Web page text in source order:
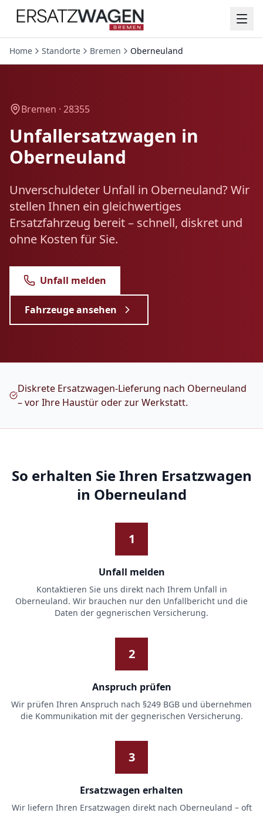
Home Standorte Bremen Oberneuland
Bremen · 28355
Unfallersatzwagen in
Oberneuland
Unverschuldeter Unfall in Oberneuland? Wir
stellen Ihnen ein gleichwertiges
Ersatzfahrzeug bereit – schnell, diskret und
ohne Kosten für Sie.
Unfall melden
Fahrzeuge ansehen
Diskrete Ersatzwagen-Lieferung nach Oberneuland
– vor Ihre Haustür oder zur Werkstatt.
So erhalten Sie Ihren Ersatzwagen
in Oberneuland
1
Unfall melden
Kontaktieren Sie uns direkt nach Ihrem Unfall in
Oberneuland. Wir brauchen nur den Unfallbericht und die
Daten der gegnerischen Versicherung.
2
Anspruch prüfen
Wir prüfen Ihren Anspruch nach §249 BGB und übernehmen
die Kommunikation mit der gegnerischen Versicherung.
3
Ersatzwagen erhalten
Wir liefern Ihren Ersatzwagen direkt nach Oberneuland – oft